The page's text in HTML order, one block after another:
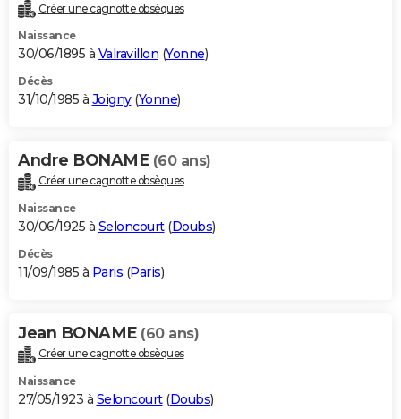
Créer une cagnotte obsèques
Naissance
30/06/1895 à Valravillon (Yonne)
Décès
31/10/1985 à Joigny(Yonne)
Andre BONAME (60 ans)
Créer une cagnotte obsèques
Naissance
30/06/1925 à Seloncourt(Doubs)
Décès
11/09/1985 à Paris (Paris)
Jean BONAME (60 ans)
Créer une cagnotte obsèques
Naissance
27/05/1923 à Seloncourt(Doubs)